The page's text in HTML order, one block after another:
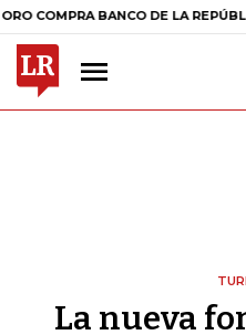
BANCO DE LA REPÚBLICA $
La nueva